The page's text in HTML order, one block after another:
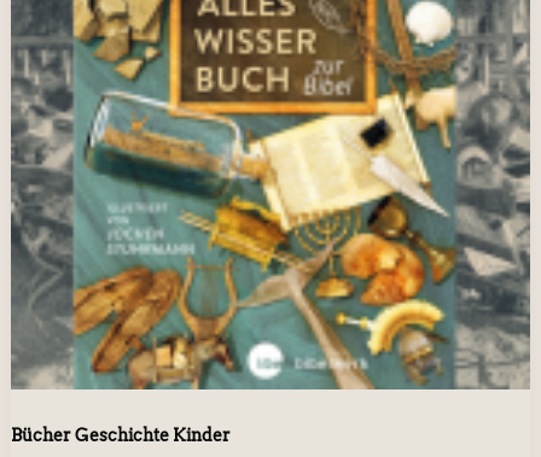
Bücher Geschichte Kinder